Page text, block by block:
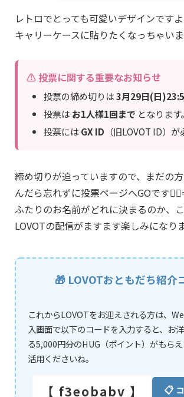
レトロでとっても可愛いデザインです
キャリーケースに貼りたくなっちゃい
⚠️ 投票に関する重要なお知らせ
投票の締め切りは3月29日(日
投票は お1人様1回まで となります。
投票には GX ID （旧LOVOT ID）が
締め切りが迫っていますので、まだの
んだら忘れずに投票ページへGOです
ふたりのお名前がどれに決まるのか、
LOVOTの配信がますます楽しみになり
🎁 LOVOTおともだち紹介
これからLOVOTをお迎えされる方は、
入画面で以下のコードを入力すると、お
る5,000円分のHUG（ポイント）がもら
活用くださいね。
【 f3eobabv 】 📋